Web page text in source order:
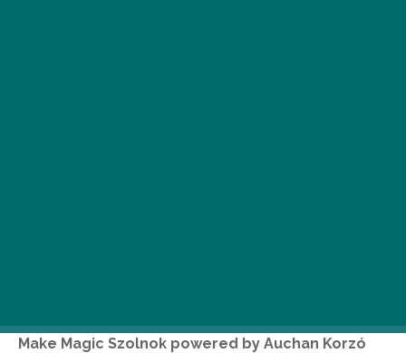
Make Magic Szolnok powered by Auchan Korzó